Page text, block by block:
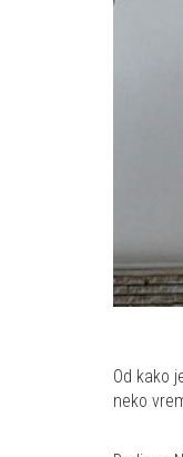
Od kako
neko